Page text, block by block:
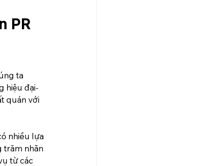
PR
ta
hiệu đại-
quán với
nhiều lựa
trăm nhãn
từ các